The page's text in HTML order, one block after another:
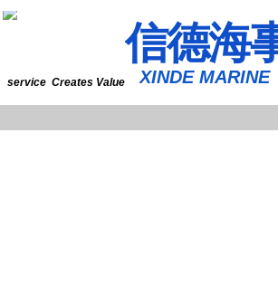
​XINDE MARINE
service Creates Value
信​​​​​​德海